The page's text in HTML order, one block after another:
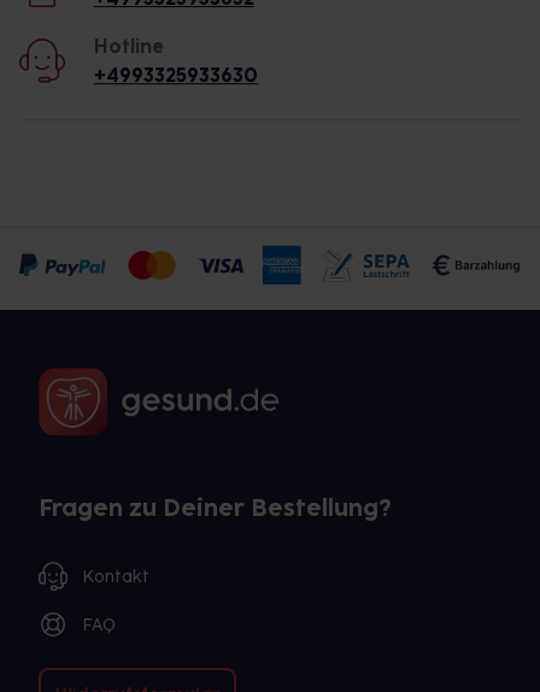
Hotline
+4993325933630
Fragen zu Deiner Bestellung?
Kontakt
FAQ